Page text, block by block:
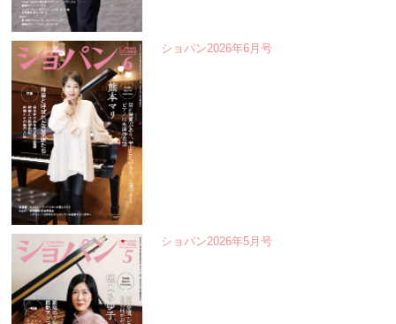
ショパン2026年6月号
ショパン2026年5月号